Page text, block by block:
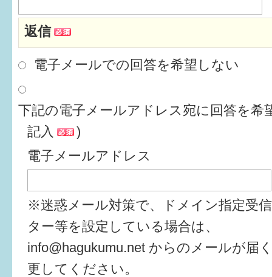
返信
電子メールでの回答を希望しない
下記の電子メールアドレス宛に回答を希
記入
)
電子メールアドレス
※迷惑メール対策で、ドメイン指定受
ター等を設定している場合は、
info@hagukumu.net からのメールが届
更してください。
子育てカレンダー
妊娠
3か月〜6か月
6か月〜1歳
1歳〜3歳
3歳〜就学前
就学後〜
子育てマップ